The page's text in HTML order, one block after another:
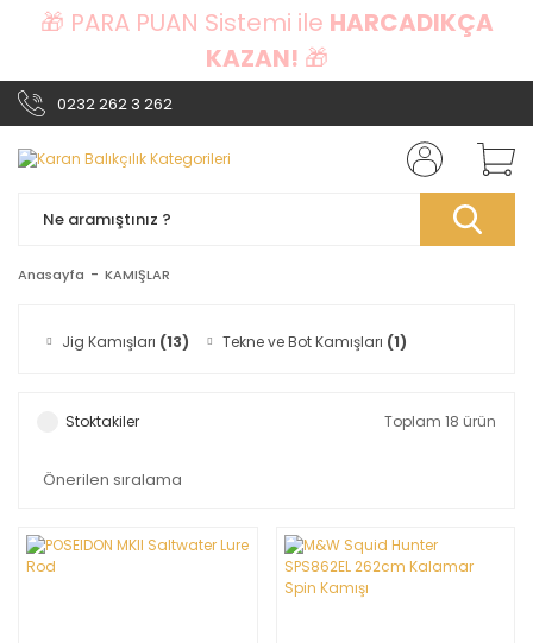
🎁 PARA PUAN Sistemi ile HARCADIKÇA
KAZAN! 🎁
0232 262 3 262
Anasayfa KAMIŞLAR
Jig Kamışları (13) Tekne ve Bot Kamışları (1)
Stoktakiler Toplam 18 ürün